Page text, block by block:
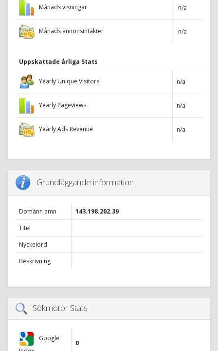
Månads visningar n/a
Månads annonsintäkter n/a
Uppskattade årliga Stats
Yearly Unique Visitors n/a
Yearly Pageviews n/a
Yearly Ads Revenue n/a
Grundläggande information
Domänn amn
143.198.202.39
Titel
Nyckelord
Beskrivning
Sökmotor Stats
Google
0